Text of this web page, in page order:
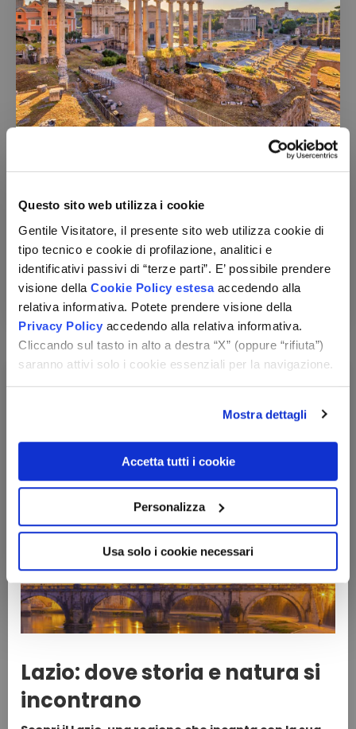
Questo sito web utilizza i cookie
Gentile Visitatore, il presente sito web utilizza cookie di
tipo tecnico e cookie di profilazione, analitici e
identificativi passivi di “terze parti”. E’ possibile prendere
visione della Cookie Policy estesaaccedendo alla
relativa informativa. Potete prendere visione della
Privacy Policy accedendo alla relativa informativa.
Cliccando sul tasto in alto a destra “X” (oppure “rifiuta”)
saranno attivi solo i cookie essenziali per la navigazione.
Mostra dettagli
Accetta tutti i cookie
Personalizza
Usa solo i cookie necessari
Utilizzo della piscina scoperta + Wi-Fi
dal 17/08 al 04/01
notti
da209 €
Vedi le opzioni
Offerte vacanze in
Lazio
Lazio: dove storia e natura si
incontrano